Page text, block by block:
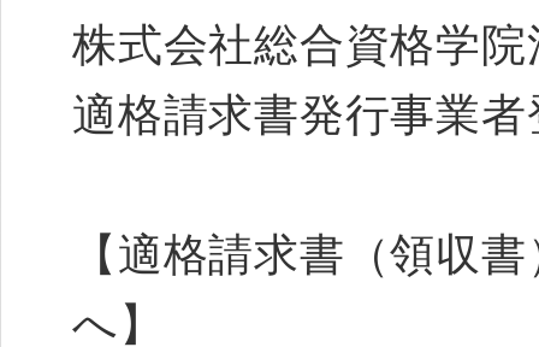
株式会社総合資格学
適格請求書発行事業
【適格請求書（領収
へ】